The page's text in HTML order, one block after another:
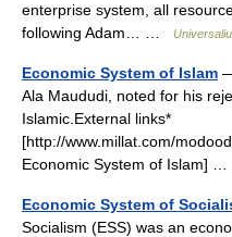
enterprise system, all
following Adam… …
Economic System of Islam
Ala Maududi, noted for his
Islamic.External links*
[http://www.millat.com/
Economic System of Islam] …
Economic System of
Socialism (ESS) was an